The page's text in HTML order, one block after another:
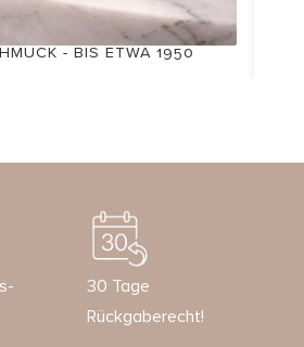
- BIS ETWA 1950
30 Tage
Rückgaberecht!